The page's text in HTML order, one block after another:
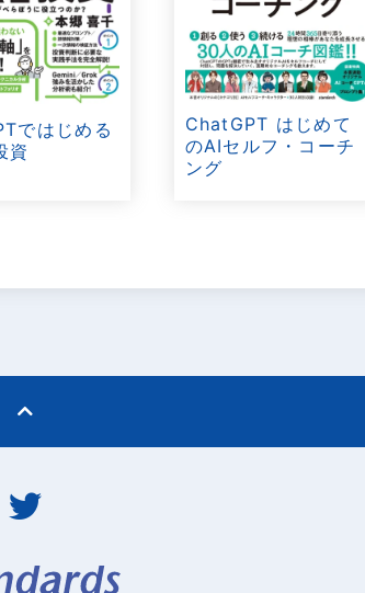
ではじめる
資
ChatGPT はじめて
のAIセルフ・コーチ
ング